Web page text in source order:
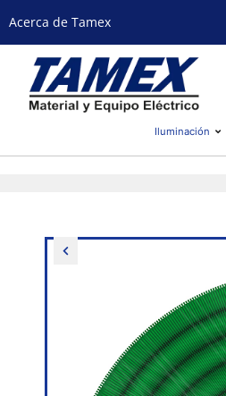
Acerca de Tamex
Iluminación